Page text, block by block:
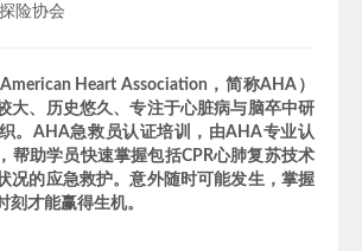
险协会
Heart Association，简称AHA）
大、历史悠久、专注于心脏病与脑卒中研
。AHA急救员认证培训，由AHA专业认
帮助学员快速掌握包括CPR心肺复苏技术
况的应急救护。意外随时可能发生，掌握
刻才能赢得生机。